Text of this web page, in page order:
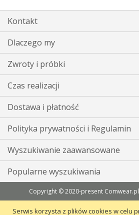
Kontakt
Dlaczego my
Zwroty i próbki
Czas realizacji
Dostawa i płatność
Polityka prywatności i Regulamin
Wyszukiwanie zaawansowane
Popularne wyszukiwania
Copyright © 2020-present
Serwis korzysta z plików cookies w celu